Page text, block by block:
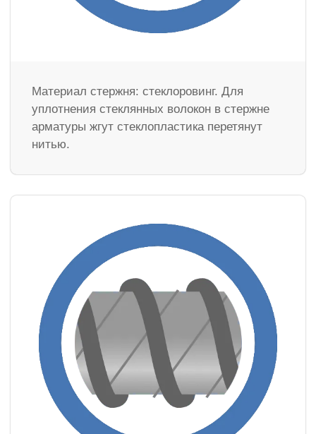
Материал стержня: стеклоровинг. Для
уплотнения стеклянных волокон в стержне
арматуры жгут стеклопластика перетянут
нитью.